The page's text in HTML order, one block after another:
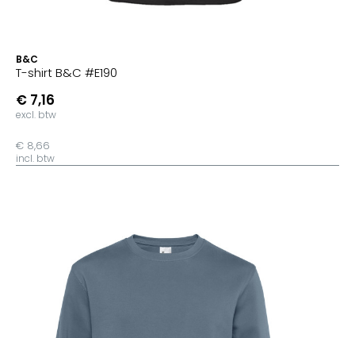
B&C
T-shirt B&C #E190
€ 7,16
excl. btw
€ 8,66
incl. btw